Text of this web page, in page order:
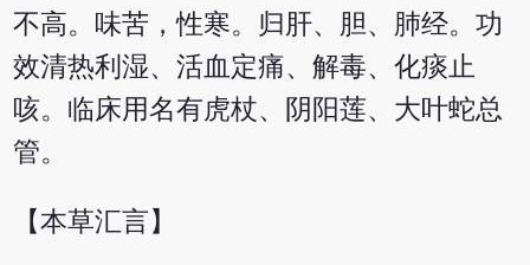
不高。味苦，性寒。归肝、胆、肺经。功
效清热利湿、活血定痛、解毒、化痰止
咳。临床用名有虎杖、阴阳莲、大叶蛇总
管。
【本草汇言】